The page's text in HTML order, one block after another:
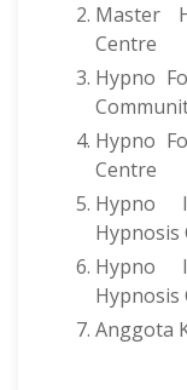
Master
Centre
Hypno
Hypno
Centre
Hypno
Hypnosis
Hypno
Hypnosis
Anggota